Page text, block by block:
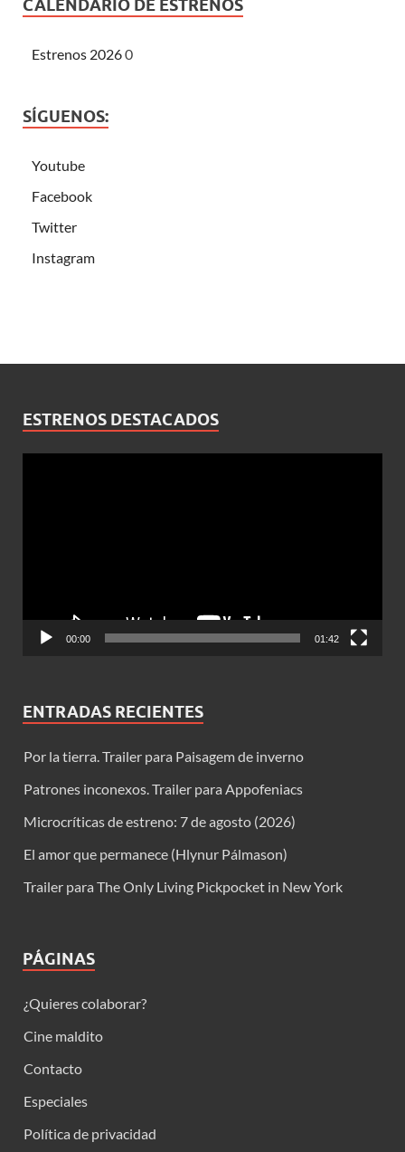
CALENDARIO DE ESTRENOS
Estrenos 20260
SÍGUENOS:
Youtube
Facebook
Twitter
Instagram
ESTRENOS DESTACADOS
00:00 01:42
ENTRADAS RECIENTES
Por la tierra. Trailer para Paisagem de inverno
Patrones inconexos. Trailer para Appofeniacs
Microcríticas de estreno: 7 de agosto (2026)
El amor que permanece (Hlynur Pálmason)
Trailer para The Only Living Pickpocket in New York
PÁGINAS
¿Quieres colaborar?
Cine maldito
Contacto
Especiales
Política de privacidad